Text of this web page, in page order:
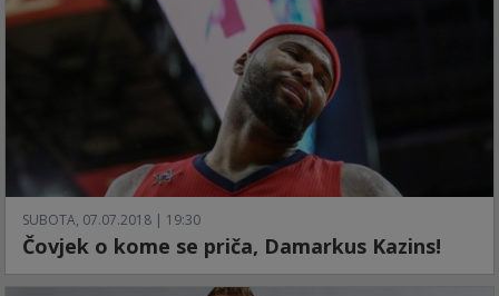
SUBOTA, 07.07.2018 | 19:30
Čovjek o kome se priča, Damarkus Kazins!